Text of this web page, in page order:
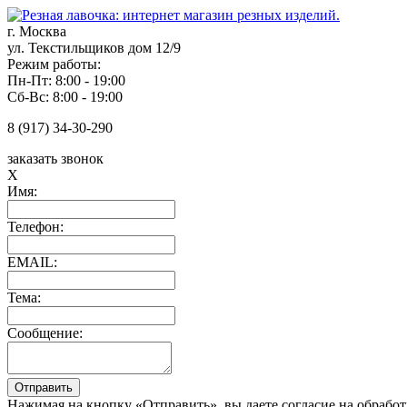
г. Москва
ул. Текстильщиков дом 12/9
Режим работы:
Пн-Пт: 8:00 - 19:00
Сб-Вс: 8:00 - 19:00
8 (917) 34-30-290
заказать звонок
X
Имя:
Телефон:
EMAIL:
Тема:
Сообщение: